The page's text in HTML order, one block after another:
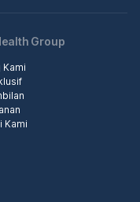
Group
Kami
Kami